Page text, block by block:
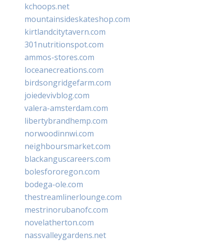
kchoops.net
mountainsideskateshop.com
kirtlandcitytavern.com
301nutritionspot.com
ammos-stores.com
loceanecreations.com
birdsongridgefarm.com
joiedevivblog.com
valera-amsterdam.com
libertybrandhemp.com
norwoodinnwi.com
neighboursmarket.com
blackanguscareers.com
bolesfororegon.com
bodega-ole.com
thestreamlinerlounge.com
mestrinorubanofc.com
novelatherton.com
nassvalleygardens.net